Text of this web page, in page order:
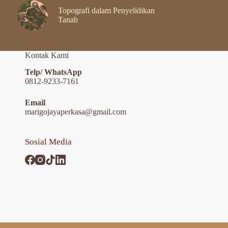
Topografi dalam Penyelidikan
Tanah
Kontak Kami
Telp/ WhatsApp
0812-9233-7161
Email
marigojayaperkasa@gmail.com
Sosial Media